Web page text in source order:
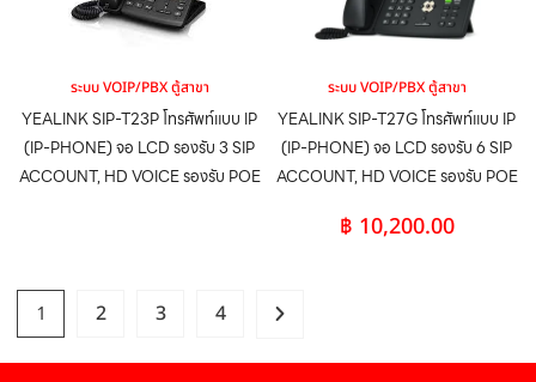
ระบบ VOIP/PBX ตู้สาขา
YEALINK SIP-T23P โทรศัพท์แบบ IP
(IP-PHONE) จอ LCD รองรับ 3 SIP
ACCOUNT, HD VOICE รองรับ POE
ระบบ VOIP/PBX ตู้สาขา
YEALINK SIP-T27G โทรศัพท์แบบ IP
(IP-PHONE) จอ LCD รองรับ 6 SIP
ACCOUNT, HD VOICE รองรับ POE
฿ 10,200.00
1 2 3 4